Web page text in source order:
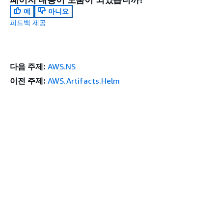
예
아니요
피드백 제공
다음 주제: AWS.NS
이전 주제: AWS.Artifacts.Helm